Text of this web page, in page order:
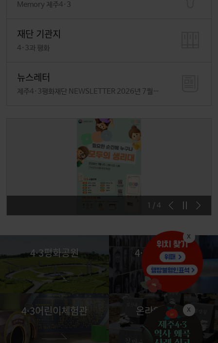
Memory 제주4·3
재단 기관지
4·3과 평화
뉴스레터
제주4·3평화재단 NEWSLETTER 2026년 7월호 – Vol.187
2/4
4·3평화공원 4·3평화기념관
4·3어린이체험관 온라인 추모관
X
X